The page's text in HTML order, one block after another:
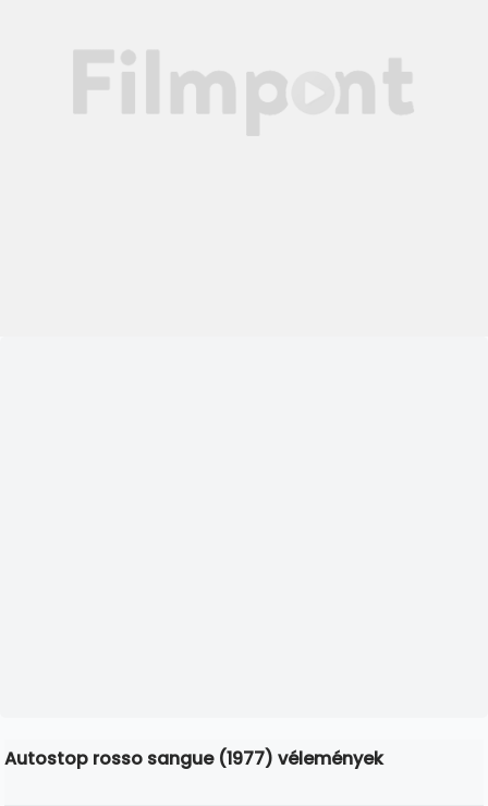
Autostop rosso sangue (1977) vélemények